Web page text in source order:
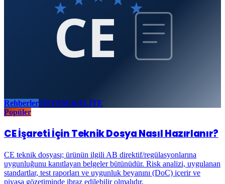
CE
RehberlerSİSTEM KALİTE
Popüler
CE İşareti İçin Teknik Dosya Nasıl Hazırlanır?
CE teknik dosyası; ürünün ilgili AB direktif/regülasyonlarına
uygunluğunu kanıtlayan belgeler bütünüdür. Risk analizi, uygulanan
standartlar, test raporları ve uygunluk beyanını (DoC) içerir ve
piyasa gözetiminde ibraz edilebilir olmalıdır.